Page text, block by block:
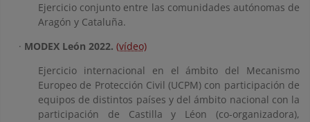
Ejercicio conjunto entre las comunidades autónomas de
Aragón y Cataluña.
· MODEX León 2022. (vídeo)
Ejercicio internacional en el ámbito del Mecanismo
Europeo de Protección Civil (UCPM) con participación de
equipos de distintos países y del ámbito nacional con la
participación de Castilla y Léon (co-organizadora),